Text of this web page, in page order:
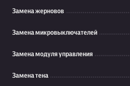
Замена жерновов
Замена микровыключателей
Замена модуля управления
Замена тена